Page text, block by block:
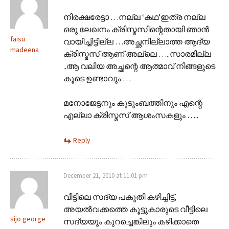
faisu
madeena
നിരക്ഷരേട്ടാ …നല്ല ‘കഥ’ഇത്ര നല്ല
ഒരു ലേഖനം ക്രിസ്മസിന്റെതായി ഞാന്‍
വായിച്ചിട്ടില്ല …അച്ഛനില്ലാത്ത ആദ്യ
ക്രിസ്മസ് ആണ് അല്ലെ …..സാരമില്ല
..ആ വലിയ അച്ഛന്റെ ആത്മാവ് നിങ്ങളുടെ
കൂടെ ഉണ്ടാവും …
മനോജേട്ടനും കുടുംബത്തിനും എന്റെ
എല്ലാ ക്രിസ്മസ് ആശംസകളും …..
Reply
sijo george
December 21, 2010 at 11:01 pm
വീട്ടിലെ സദ്യ പകുതി കഴിച്ചിട്ട്,
അയൽവക്കത്തെ കൂട്ടുകാരുടെ വീട്ടിലെ
സദ്യയും കുറച്ചെങ്കിലും കഴിക്കാതെ